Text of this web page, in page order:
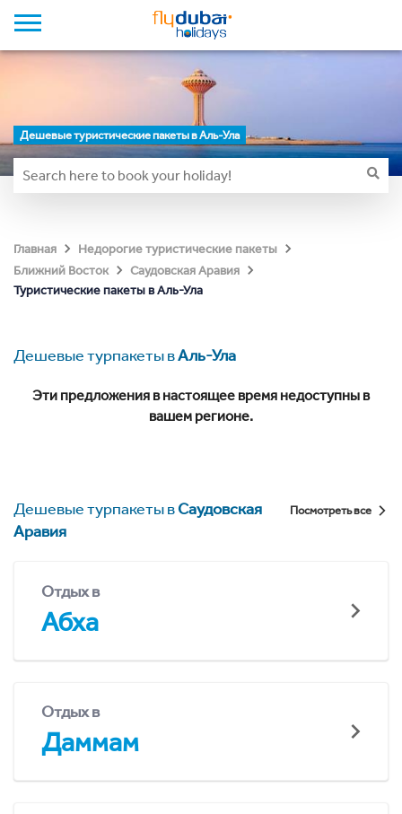
Дешевые туристические пакеты в Аль-Ула
Главная
Недорогие туристические пакеты
Ближний Восток
Саудовская Аравия
Туристические пакеты в Аль-Ула
Дешевые турпакеты вАль-Ула
Эти предложения в настоящее время недоступны в
вашем регионе.
Дешевые турпакеты вСаудовская
Аравия
Посмотреть все
Отдых в
Абха
Отдых в
Даммам